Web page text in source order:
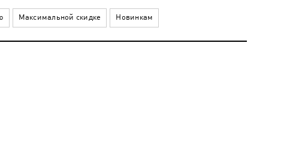
Максимальной скидке Новинкам